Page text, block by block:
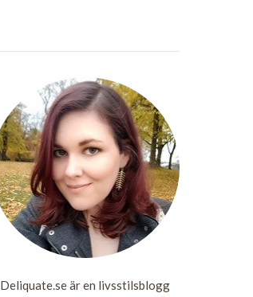
Deliquate.se är en livsstilsblogg